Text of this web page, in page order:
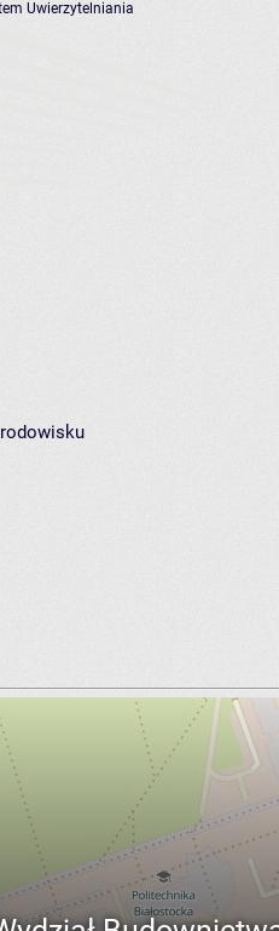
Uwierzytelniania